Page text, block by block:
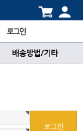
로그인
배송방법/기타